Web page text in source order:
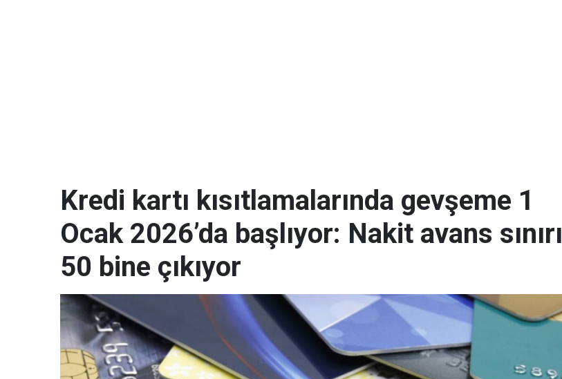
Kredi kartı kısıtlamalarında gevşeme 1
Ocak 2026’da başlıyor: Nakit avans sınırı
50 bine çıkıyor